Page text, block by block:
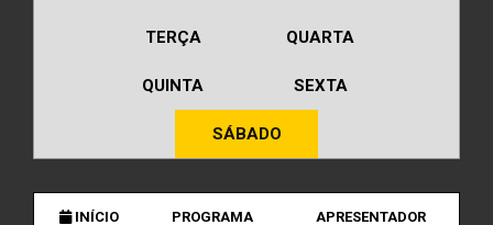
TERÇA QUARTA
QUINTA SEXTA
SÁBADO
INÍCIO PROGRAMA APRESENTADOR